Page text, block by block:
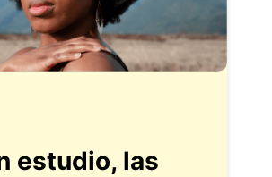
estudio, las